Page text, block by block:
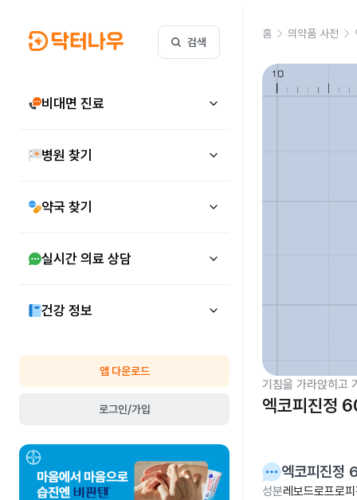
검색
비대면 진료
병원 찾기
약국 찾기
실시간 의료 상담
건강 정보
앱 다운로드
로그인/가입
홈 의약품 사전
기침을 가라앉히고
엑코피진정
엑코피진정
성분레보드로프로